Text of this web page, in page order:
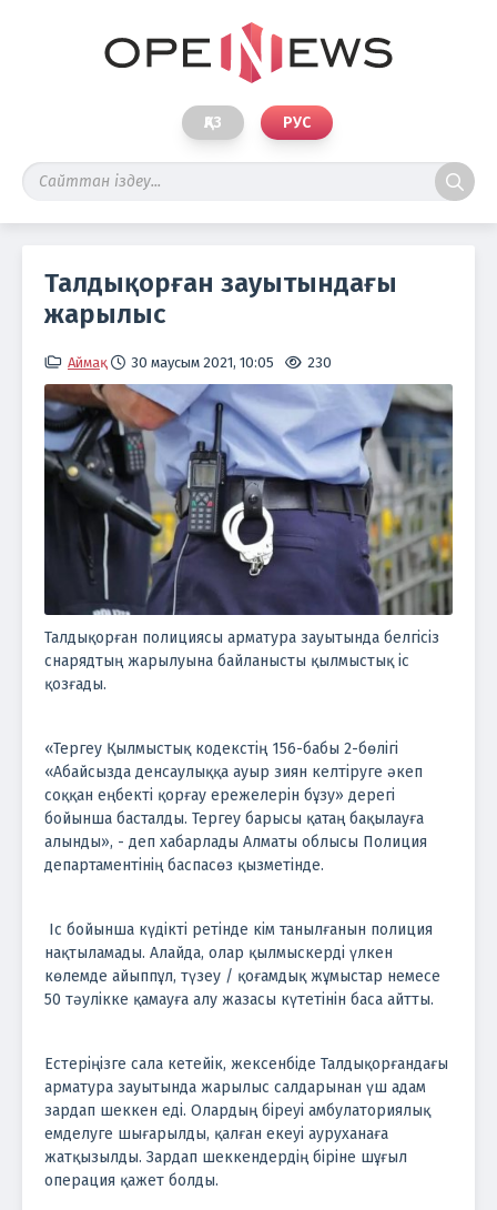
ҚАЗ РУС
Талдықорған зауытындағы
жарылыс
Аймақ 30 маусым 2021, 10:05 230
Талдықорған полициясы арматура зауытында белгісіз
снарядтың жарылуына байланысты қылмыстық іс
қозғады.
«Тергеу Қылмыстық кодекстің 156-бабы 2-бөлігі
«Абайсызда денсаулыққа ауыр зиян келтіруге әкеп
соққан еңбекті қорғау ережелерін бұзу» дерегі
бойынша басталды. Тергеу барысы қатаң бақылауға
алынды», - деп хабарлады Алматы облысы Полиция
департаментінің баспасөз қызметінде.
Іс бойынша күдікті ретінде кім танылғанын полиция
нақтыламады. Алайда, олар қылмыскерді үлкен
көлемде айыппұл, түзеу / қоғамдық жұмыстар немесе
50 тәулікке қамауға алу жазасы күтетінін баса айтты.
Естеріңізге сала кетейік, жексенбіде Талдықорғандағы
арматура зауытында жарылыс салдарынан үш адам
зардап шеккен еді. Олардың біреуі амбулаториялық
емделуге шығарылды, қалған екеуі ауруханаға
жатқызылды. Зардап шеккендердің біріне шұғыл
операция қажет болды.